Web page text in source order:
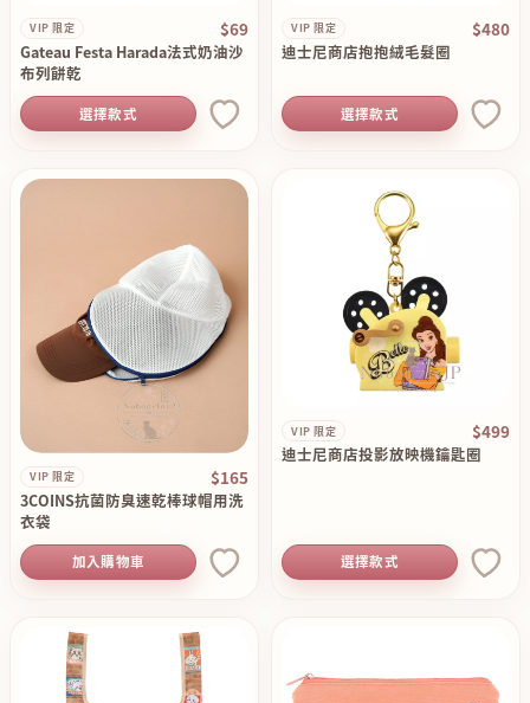
VIP 限定 $69
Gateau Festa Harada法式奶油沙
布列餅乾
選擇款式
VIP 限定 $480
迪士尼商店抱抱絨毛髮圈
選擇款式
VIP 限定 $165
3COINS抗菌防臭速乾棒球帽用洗
衣袋
加入購物車
VIP 限定 $499
迪士尼商店投影放映機鑰匙圈
選擇款式